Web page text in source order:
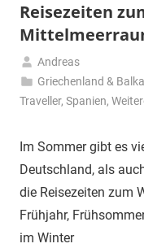
Reisezeiten
29.
Mai
Andreas
Griechenland &
Traveller, Spanien,
Im Sommer gibt es
Deutschland, als
die Reisezeiten zum
Frühjahr,
im Winter